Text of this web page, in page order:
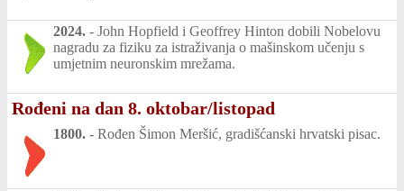
2024. - John Hopfield i Geoffrey Hinton dobili Nobelovu
nagradu za fiziku za istraživanja o mašinskom učenju s
umjetnim neuronskim mrežama.
Rođeni na dan 8. oktobar/listopad
1800. - Rođen Šimon Meršić, gradišćanski hrvatski pisac.